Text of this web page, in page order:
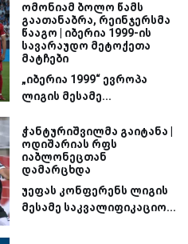
ომონიამ ბოლო წამს
გაათანაბრა, რეინჯერსმა
წააგო | იბერია 1999-ის
სავარაუდო მეტოქეთა
მატჩები
„იბერია 1999“ ევროპა
ლიგის მესამე...
ჭანტურიშვილმა გაიტანა |
ოდიშარიას რფს
იაბლონეცთან
დამარცხდა
უეფას კონფერენს ლიგის
მესამე საკვალიფიკაციო...